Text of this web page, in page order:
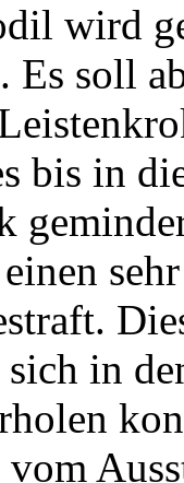
wird
Es soll
bis in
sich in